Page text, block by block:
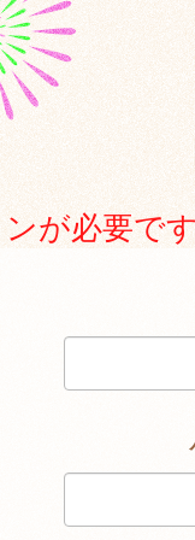
が必要で